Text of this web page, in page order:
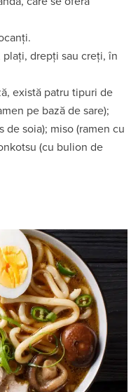
drepți sau creți, în
există patru tipuri de
pe bază de sare);
de soia); miso (ramen cu
(cu bulion de